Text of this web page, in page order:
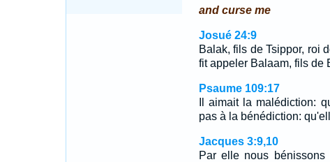
and curse me
Josué 24:9
Balak, fils de Tsippor, roi
fit appeler Balaam, fils de
Psaume 109:17
Il aimait la malédiction:
pas à la bénédiction:
Jacques 3:9,10
Par elle nous